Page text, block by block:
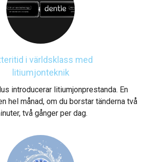
i världsklass med
litiumjonteknik
introducerar litiumjonprestanda. En
hel månad, om du borstar tänderna två
två gånger per dag.